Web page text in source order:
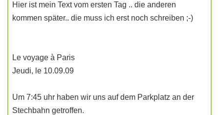
Hier ist mein Text vom ersten Tag .. die anderen
kommen später.. die muss ich erst noch schreiben ;-)
Le voyage à Paris
Jeudi, le 10.09.09
Um 7:45 uhr haben wir uns auf dem Parkplatz an der
Stechbahn getroffen.